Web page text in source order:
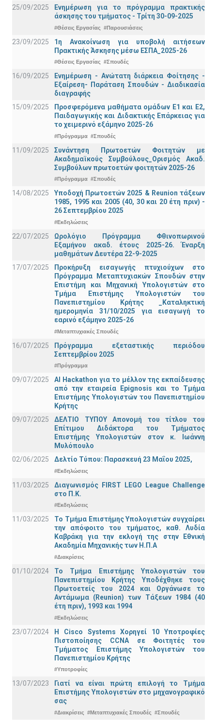
25/09/2025
Ενημέρωση για το πρόγραμμα πρακτικής
άσκησης του τμήματος - Τρίτη 30-09-2025
#Θέσεις Εργασίας #Παρουσιάσεις
23/09/2025
1η Ανακοίνωση για υποβολή αιτήσεων
Πρακτικής Άσκησης μέσω ΕΣΠΑ_2025-26
#Θέσεις Εργασίας #Σπουδές
16/09/2025
Ενημέρωση - Ανώτατη διάρκεια Φοίτησης -
Εξαίρεση- Παράταση Σπουδών - Διαδικασία
διαγραφής
15/09/2025
Προσφερόμενα μαθήματα ομάδων Ε1 και Ε2,
Παιδαγωγικής και Διδακτικής Επάρκειας για
το χειμερινό εξάμηνο 2025-26
#Πρόγραμμα #Σπουδές
11/09/2025
Συνάντηση Πρωτοετών Φοιτητών με
Ακαδημαϊκούς Συμβούλους_Ορισμός Ακαδ.
Συμβούλων πρωτοετών φοιτητών 2025-26
#Πρόγραμμα #Σπουδές
14/08/2025
Υποδοχή Πρωτοετών 2025 & Reunion τάξεων
1985, 1995 και 2005 (40, 30 και 20 έτη πριν) -
26 Σεπτεμβρίου 2025
#Εκδηλώσεις
22/07/2025
Ωρολόγιο Πρόγραμμα Φθινοπωρινού
Εξαμήνου ακαδ. έτους 2025-26. Έναρξη
μαθημάτων Δευτέρα 22-9-2025
17/07/2025
Προκήρυξη εισαγωγής πτυχιούχων στo
Πρόγραμμα Μεταπτυχιακών Σπουδών στην
Επιστήμη και Μηχανική Υπολογιστών στο
Τμήμα Eπιστήμης Υπολογιστών του
Πανεπιστημίου Κρήτης _Καταληκτική
ημερομηνία 31/10/2025 για εισαγωγή το
εαρινό εξάμηνο 2025-26
#Μεταπτυχιακές Σπουδές
16/07/2025
Πρόγραμμα εξεταστικής περιόδου
Σεπτεμβρίου 2025
#Πρόγραμμα
09/07/2025
AI Hackathon για το μέλλον της εκπαίδευσης
από την εταιρεία Epignosis και το Τμήμα
Επιστήμης Υπολογιστών του Πανεπιστημίου
Κρήτης
09/07/2025
ΔΕΛΤΙΟ ΤΥΠΟΥ Απονομή του τίτλου του
Επίτιμου Διδάκτορα του Τμήματος
Επιστήμης Υπολογιστών στον κ. Ιωάννη
Μυλόπουλο
02/06/2025
Δελτίο Τύπου: Παρασκευή 23 Μαΐου 2025,
#Εκδηλώσεις
11/03/2025
Διαγωνισμός FIRST LEGO League Challenge
στο Π.Κ.
#Εκδηλώσεις
11/03/2025
Το Τμήμα Επιστήμης Υπολογιστών συγχαίρει
την απόφοιτο του τμήματος, καθ. Λυδία
Καβράκη για την εκλογή της στην Εθνική
Ακαδημία Μηχανικής των Η.Π.Α
#Διακρίσεις
01/10/2024
Το Τμήμα Επιστήμης Υπολογιστών του
Πανεπιστημίου Κρήτης Υποδέχθηκε τους
Πρωτοετείς του 2024 και Οργάνωσε το
Αντάμωμα (Reunion) των Τάξεων 1984 (40
έτη πριν), 1993 και 1994
#Εκδηλώσεις
23/07/2024
Η Cisco Systems Χορηγεί 10 Υποτροφίες
Πιστοποίησης CCNA σε Φοιτητές του
Τμήματος Επιστήμης Υπολογιστών του
Πανεπιστημίου Κρήτης
#Υποτροφίες
13/07/2023
Γιατί να είναι πρώτη επιλογή το Τμήμα
Επιστήμης Υπολογιστών στο μηχανογραφικό
σας
#Διακρίσεις #Μεταπτυχιακές Σπουδές #Σπουδές